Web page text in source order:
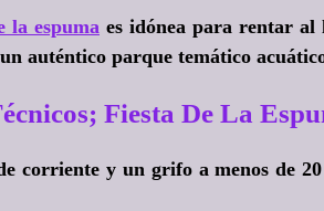
la espuma es idónea para rentar al
auténtico parque temático
Fiesta De La
corriente y un grifo a menos de